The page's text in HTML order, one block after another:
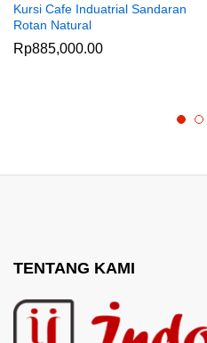
Kursi Cafe Induatrial Sandaran
Rotan Natural
Rp885,000.00
TENTANG KAMI